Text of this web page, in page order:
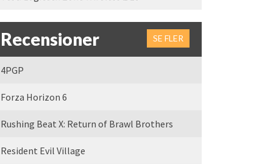
Recensioner SE FLER
4PGP
Forza Horizon 6
Rushing Beat X: Return of Brawl Brothers
Resident Evil Village